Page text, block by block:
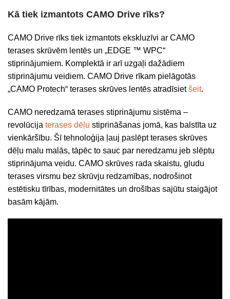
Kā tiek izmantots CAMO Drive rīks?
CAMO Drive rīks tiek izmantots ekskluzīvi ar CAMO
terases skrūvēm lentēs un „EDGE ™ WPC“
stiprinājumiem. Komplektā ir arī uzgaļi dažādiem
stiprinājumu veidiem. CAMO Drive rīkam pielāgotās
„CAMO Protech“ terases skrūves lentēs atradīsietšeit.
CAMO neredzamā terases stiprinājumu sistēma –
revolūcija terases dēļu stiprināšanas jomā, kas balstīta uz
vienkāršību. Šī tehnoloģija ļauj paslēpt terases skrūves
dēļu malu malās, tāpēc to sauc par neredzamu jeb slēptu
stiprinājuma veidu. CAMO skrūves rada skaistu, gludu
terases virsmu bez skrūvju redzamības, nodrošinot
estētisku tīrības, modernitātes un drošības sajūtu staigājot
basām kājām.